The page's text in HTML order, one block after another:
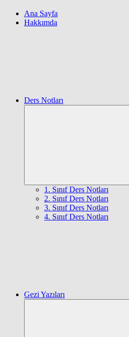
Ana Sayfa
Hakkımda
Ders Notları
1. Sınıf Ders Notları
2. Sınıf Ders Notları
3. Sınıf Ders Notları
4. Sınıf Ders Notları
Gezi Yazıları